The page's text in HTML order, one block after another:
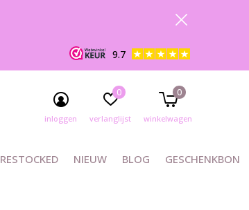
RESTOCKED NIEUW BLOG GESCHENKBON
inloggen verlanglijst
0
winkelwagen
0
9.7